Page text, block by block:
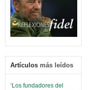
Artículos más leídos
‘Los fundadores del